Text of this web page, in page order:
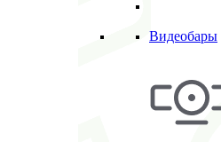
Видеобары